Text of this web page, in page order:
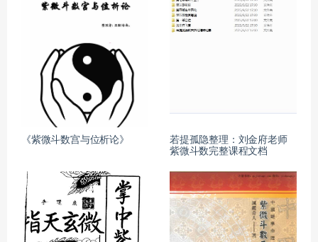
《紫微斗数宫与位析论》
若提孤隐整理：刘金府老师
紫微斗数完整课程文档